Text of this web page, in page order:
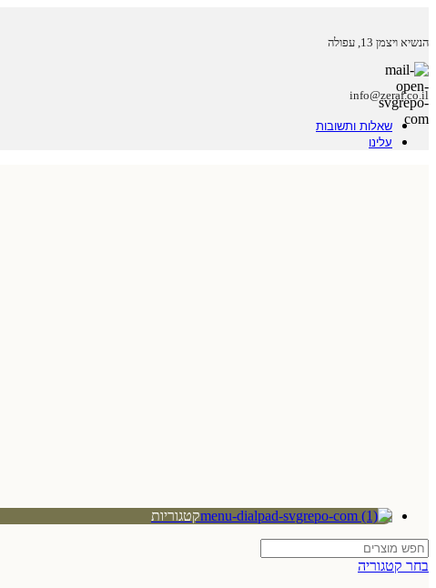
הנשיא ויצמן 13, עפולה
info@zeraf.co.il
שאלות ותשובות
עלינו
קטגוריות
בחר קטגוריה